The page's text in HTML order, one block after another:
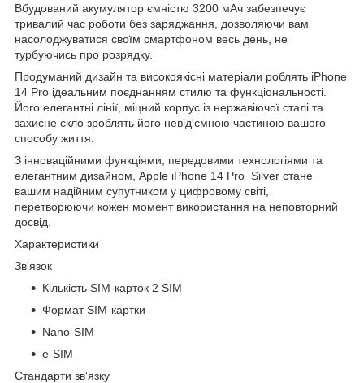
Вбудований акумулятор ємністю 3200 мАч забезпечує
тривалий час роботи без заряджання, дозволяючи вам
насолоджуватися своїм смартфоном весь день, не
турбуючись про розрядку.
Продуманий дизайн та високоякісні матеріали роблять iPhone
14 Pro ідеальним поєднанням стилю та функціональності.
Його елегантні лінії, міцний корпус із нержавіючої сталі та
захисне скло зроблять його невід'ємною частиною вашого
способу життя.
З інноваційними функціями, передовими технологіями та
елегантним дизайном, Apple iPhone 14 Pro Silver стане
вашим надійним супутником у цифровому світі,
перетворюючи кожен момент використання на неповторний
досвід.
Характеристики
Зв'язок
Кількість SIM-карток 2 SIM
Формат SIM-картки
Nano-SIM
e-SIM
Стандарти зв'язку